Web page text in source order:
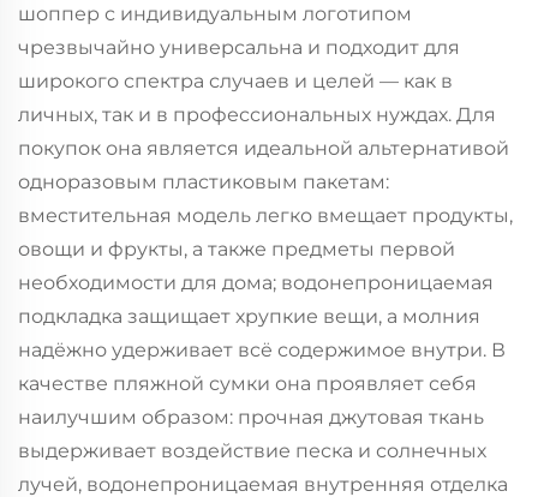
шоппер с индивидуальным логотипом
чрезвычайно универсальна и подходит для
широкого спектра случаев и целей — как в
личных, так и в профессиональных нуждах. Для
покупок она является идеальной альтернативой
одноразовым пластиковым пакетам:
вместительная модель легко вмещает продукты,
овощи и фрукты, а также предметы первой
необходимости для дома; водонепроницаемая
подкладка защищает хрупкие вещи, а молния
надёжно удерживает всё содержимое внутри. В
качестве пляжной сумки она проявляет себя
наилучшим образом: прочная джутовая ткань
выдерживает воздействие песка и солнечных
лучей, водонепроницаемая внутренняя отделка